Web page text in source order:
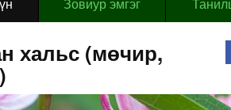
хальс (мөчир,